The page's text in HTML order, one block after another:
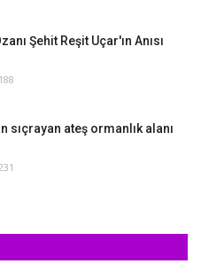
Şehit Reşit Uçar'ın Anısı
188
sıçrayan ateş ormanlık alanı